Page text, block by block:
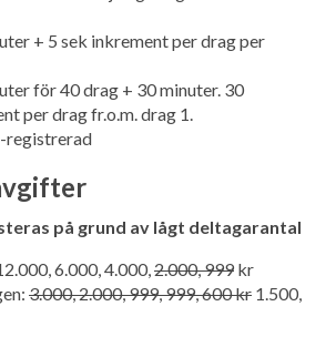
+ 5 sek inkrement per drag per
för 40 drag + 30 minuter. 30
per drag fr.o.m. drag 1.
registrerad
på grund av lågt deltagarantal
6.000, 4.000,2.000, 999 kr
3.000, 2.000, 999, 999, 600 kr 1.500,